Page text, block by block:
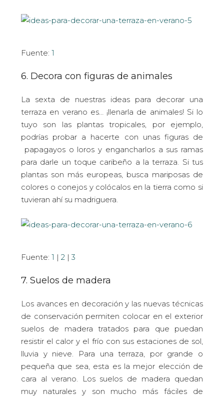
Fuente: 1
6. Decora con figuras de animales
La sexta de nuestras ideas para decorar una
terraza en verano es… ¡llenarla de animales! Si lo
tuyo son las plantas tropicales, por ejemplo,
podrías probar a hacerte con unas figuras de
papagayos o loros y engancharlos a sus ramas
para darle un toque caribeño a la terraza. Si tus
plantas son más europeas, busca mariposas de
colores o conejos y colócalos en la tierra como si
tuvieran ahí su madriguera.
Fuente: 1 | 2 | 3
7. Suelos de madera
Los avances en decoración y las nuevas técnicas
de conservación permiten colocar en el exterior
suelos de madera tratados para que puedan
resistir el calor y el frío con sus estaciones de sol,
lluvia y nieve. Para una terraza, por grande o
pequeña que sea, esta es la mejor elección de
cara al verano. Los suelos de madera quedan
muy naturales y son mucho más fáciles de